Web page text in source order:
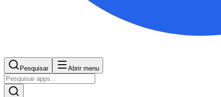
Pesquisar Abrir menu